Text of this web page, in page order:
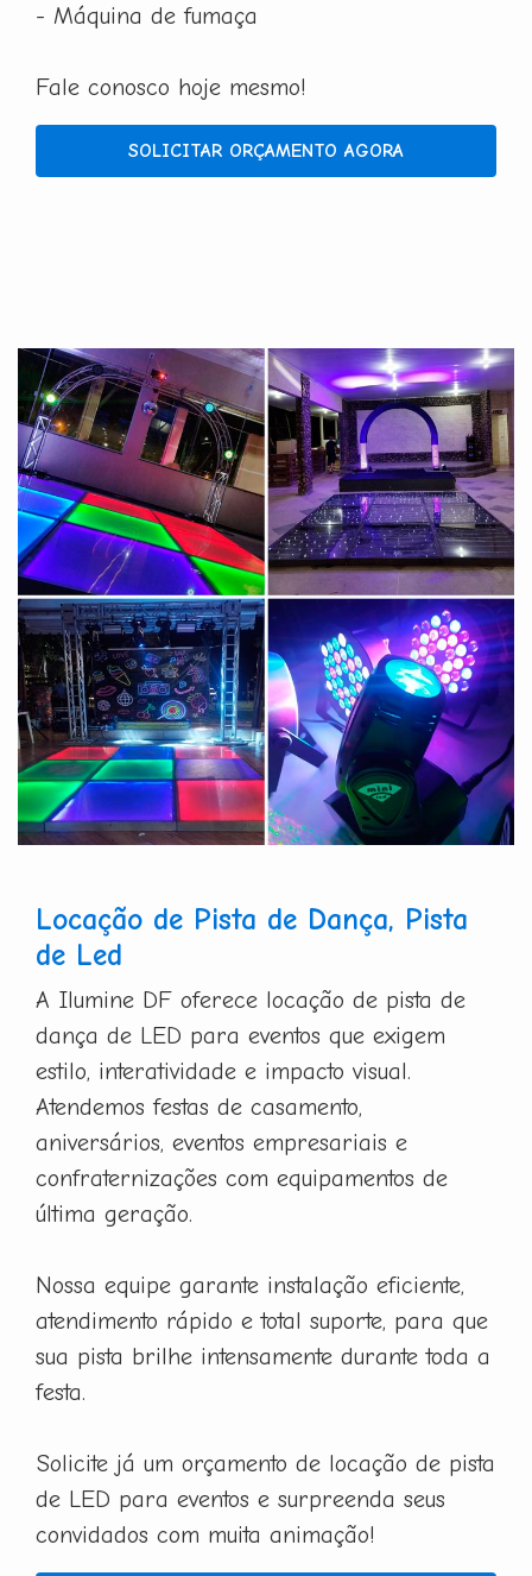
- Máquina de fumaça
Fale conosco hoje mesmo!
SOLICITAR ORÇAMENTO AGORA
Locação de Pista de Dança, Pista
de Led
A Ilumine DF oferece locação de pista de
dança de LED para eventos que exigem
estilo, interatividade e impacto visual.
Atendemos festas de casamento,
aniversários, eventos empresariais e
confraternizações com equipamentos de
última geração.
Nossa equipe garante instalação eficiente,
atendimento rápido e total suporte, para que
sua pista brilhe intensamente durante toda a
festa.
Solicite já um orçamento de locação de pista
de LED para eventos e surpreenda seus
convidados com muita animação!